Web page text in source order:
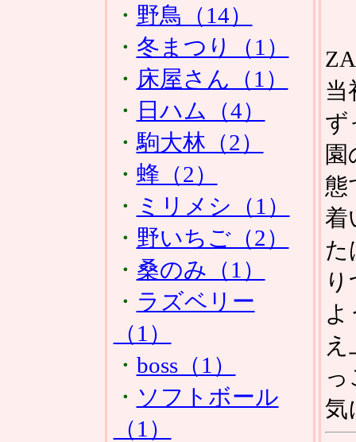
・ 野鳥（14）
・ 冬まつり（1）
・ 床屋さん（1）
・ 日ハム（4）
・駒大林（2）
・ 蜂（2）
・ ミリメシ（1）
・ 野いちご（2）
・ 桑のみ（1）
・ ラズベリー
（1）
・ boss（1）
・ ソフトボール
（1）
当
ず
園
態
着
た
よ
気